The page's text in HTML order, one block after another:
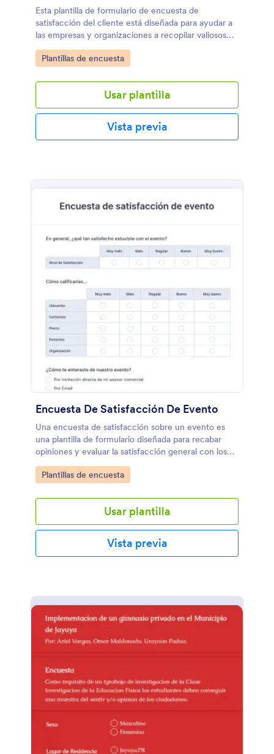
Esta plantilla de formulario de encuesta de
satisfacción del cliente está diseñada para ayudar a
las empresas y organizaciones a recopilar valiosos
comentarios y evaluar el nivel de satisfacción de los
clientes con sus productos, servicios o experiencia
Go to Category:
Plantillas de encuesta
Usar plantilla
Vista previa
Encuesta De Satisfacción De Evento
Una encuesta de satisfacción sobre un evento es
una plantilla de formulario diseñada para recabar
opiniones y evaluar la satisfacción general con los
servicios del evento.
Go to Category:
Plantillas de encuesta
Usar plantilla
Vista previa